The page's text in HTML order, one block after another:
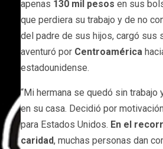
apenas 130 mil pesos en sus
que perdiera su trabajo y de no
del padre de sus hijos, cargó sus
aventuró por Centroamérica
estadounidense.
“Mi hermana se quedó sin trabajo
en su casa. Decidió por
para Estados Unidos. En el
caridad, muchas personas dan